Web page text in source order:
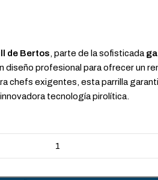
de Bertos, parte de la sofisticada
diseño profesional para ofrecer un
chefs exigentes, esta parrilla
tecnología pirolítica.